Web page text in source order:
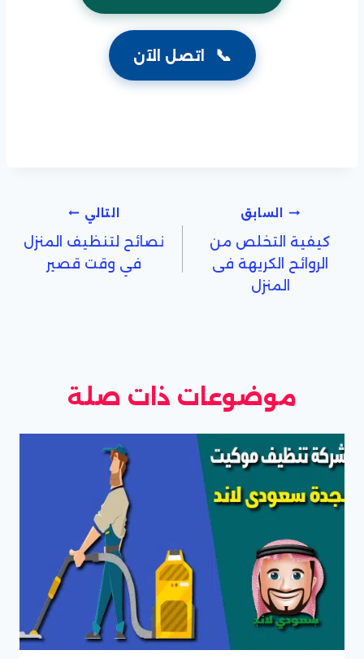
📞 اتصل الآن
تصفّح
المقالات
السابق
كيفية التخلص من
الروائح الكريهة فى
المنزل
التالي
نصائح لتنظيف المنزل
في وقت قصير
موضوعات ذات صلة